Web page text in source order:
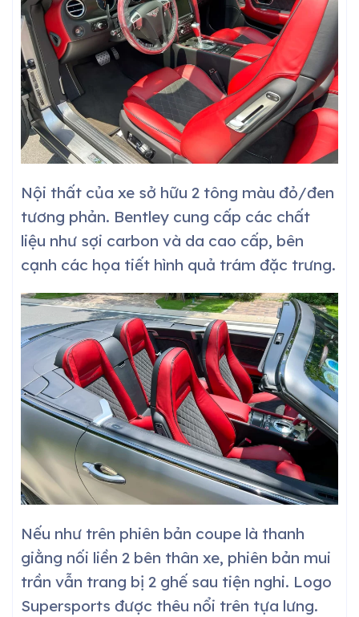
Nội thất của xe sở hữu 2 tông màu đỏ/đen
tương phản. Bentley cung cấp các chất
liệu như sợi carbon và da cao cấp, bên
cạnh các họa tiết hình quả trám đặc trưng.
Nếu như trên phiên bản coupe là thanh
giằng nối liền 2 bên thân xe, phiên bản mui
trần vẫn trang bị 2 ghế sau tiện nghi. Logo
Supersports được thêu nổi trên tựa lưng.